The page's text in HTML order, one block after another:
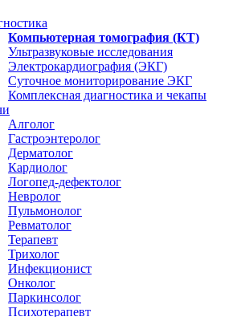
Компьютерная томография (КТ)
Ультразвуковые исследования
Электрокардиография (ЭКГ)
Суточное мониторирование ЭКГ
Комплексная диагностика и чекапы
Алголог
Гастроэнтеролог
Дерматолог
Кардиолог
Логопед-дефектолог
Невролог
Пульмонолог
Ревматолог
Терапевт
Трихолог
Инфекционист
Онколог
Паркинсолог
Психотерапевт